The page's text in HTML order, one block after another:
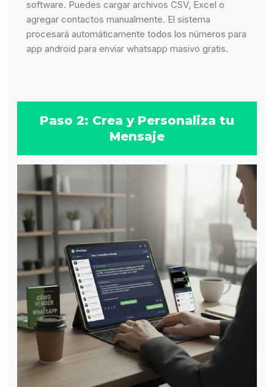
software. Puedes cargar archivos CSV, Excel o
agregar contactos manualmente. El sistema
procesará automáticamente todos los números para
app android para enviar whatsapp masivo gratis.
Paso 2: Crea y Personaliza tu
Mensaje